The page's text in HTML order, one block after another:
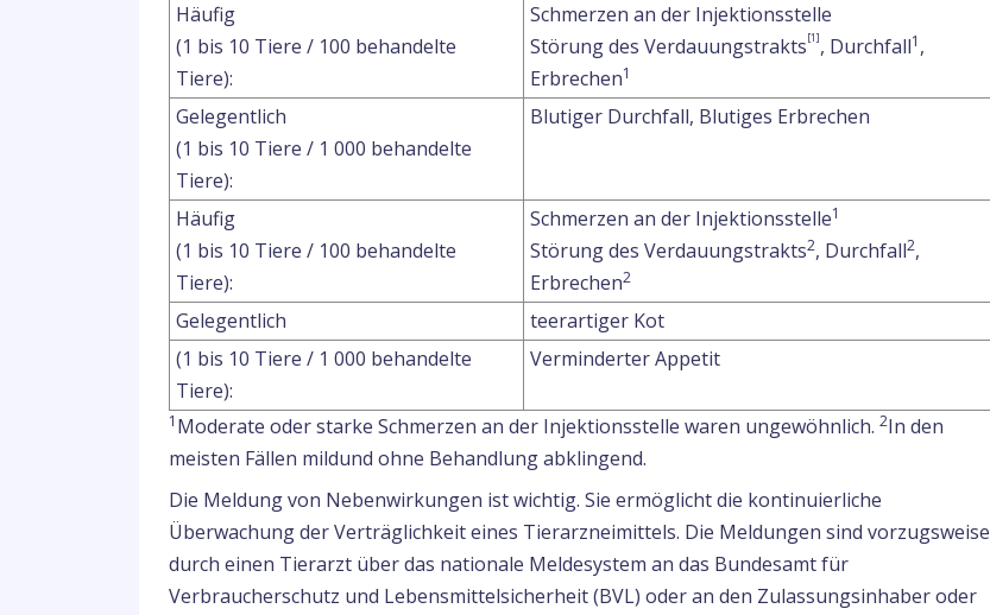
Häufig
(1 bis 10 Tiere / 100 behandelte
Tiere):
Schmerzen an der Injektionsstelle
Störung des Verdauungstrakts[1], Durchfall1 ,
Erbrechen1
Gelegentlich
(1 bis 10 Tiere / 1 000 behandelte
Tiere):
Blutiger Durchfall, Blutiges Erbrechen
Häufig
(1 bis 10 Tiere / 100 behandelte
Tiere):
Schmerzen an der Injektionsstelle1
Störung des Verdauungstrakts2, Durchfall2,
Erbrechen2
Gelegentlich
teerartiger Kot
(1 bis 10 Tiere / 1 000 behandelte
Tiere):
Verminderter Appetit
1 Moderate oder starke Schmerzen an der Injektionsstelle waren ungewöhnlich. 2In den
meisten Fällen mildund ohne Behandlung abklingend.
Die Meldung von Nebenwirkungen ist wichtig. Sie ermöglicht die kontinuierliche
Überwachung der Verträglichkeit eines Tierarzneimittels. Die Meldungen sind vorzugsweise
durch einen Tierarzt über das nationale Meldesystem an das Bundesamt für
Verbraucherschutz und Lebensmittelsicherheit (BVL) oder an den Zulassungsinhaber oder